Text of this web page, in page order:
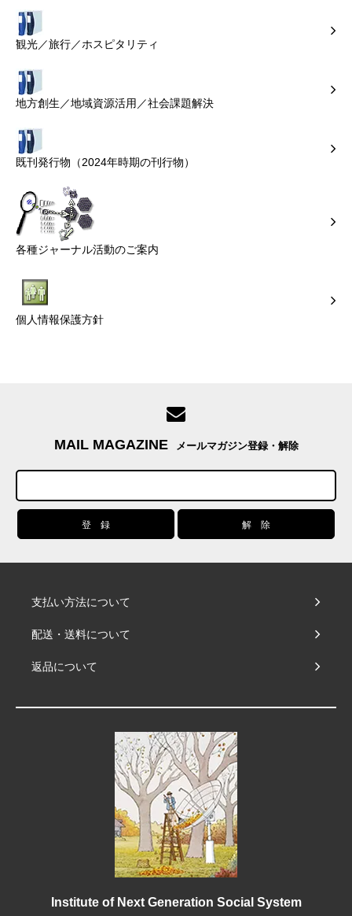
観光／旅行／ホスピタリティ
地方創生／地域資源活用／社会課題解決
既刊発行物（2024年時期の刊行物）
各種ジャーナル活動のご案内
個人情報保護方針
MAIL MAGAZINE メールマガジン登録・解除
支払い方法について
配送・送料について
返品について
Institute of Next Generation Social System